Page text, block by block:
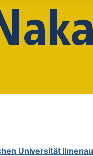
Universität Ilmenau